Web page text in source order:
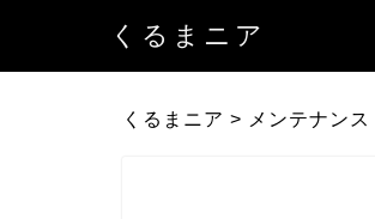
くるまニア
くるまニア > メンテナンス